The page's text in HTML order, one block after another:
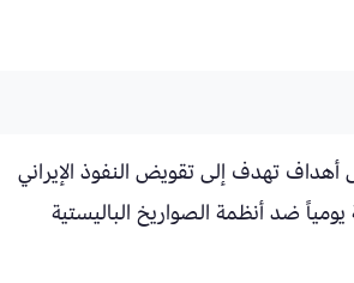
أهداف تهدف إلى تقويض النفوذ الإيراني
ضد أنظمة الصواريخ الباليستية